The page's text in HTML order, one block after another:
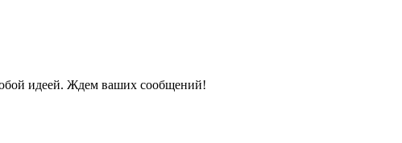
идеей. Ждем ваших сообщений!